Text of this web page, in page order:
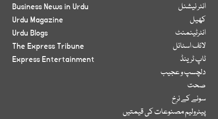
انٹر نیشنل
کھیل
انٹرٹینمنٹ
لائف اسٹائل
ٹاپ ٹرینڈ
دلچسپ و عجیب
صحت
سونے کے نرخ
پیٹرولیم مصنوعات کی قیمتیں
Business News in Urdu
Urdu Magazine
Urdu Blogs
The Express Tribune
Express Entertainment